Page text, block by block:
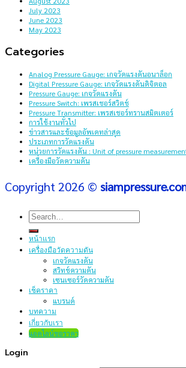
July 2023
June 2023
May 2023
Categories
Analog Pressure Gauge: เกจวัดแรงดันอนาล็อก
Digital Pressure Gauge: เกจวัดแรงดันดิจิตอล
Pressure Gauge: เกจวัดแรงดัน
Pressure Switch: เพรสเชอร์สวิตช์
Pressure Transmitter: เพรสเชอร์ทรานสมิตเตอร์
การใช้งานทั่วไป
ข่าวสารและข้อมูลอัพเดทล่าสุด
ประเภทการวัดแรงดัน
หน่วยการวัดแรงดัน : Unit of pressure
เครื่องมือวัดความดัน
Copyright 2026 ©
Search
for:
หน้าแรก
เครื่องมือวัดความดัน
เกจวัดแรงดัน
สวิทช์ความดัน
เซนเซอร์วัดความดัน
เช็คราคา
แบรนด์
บทความ
เกี่ยวกับเรา
แอดไลน์ขอราคา
Login